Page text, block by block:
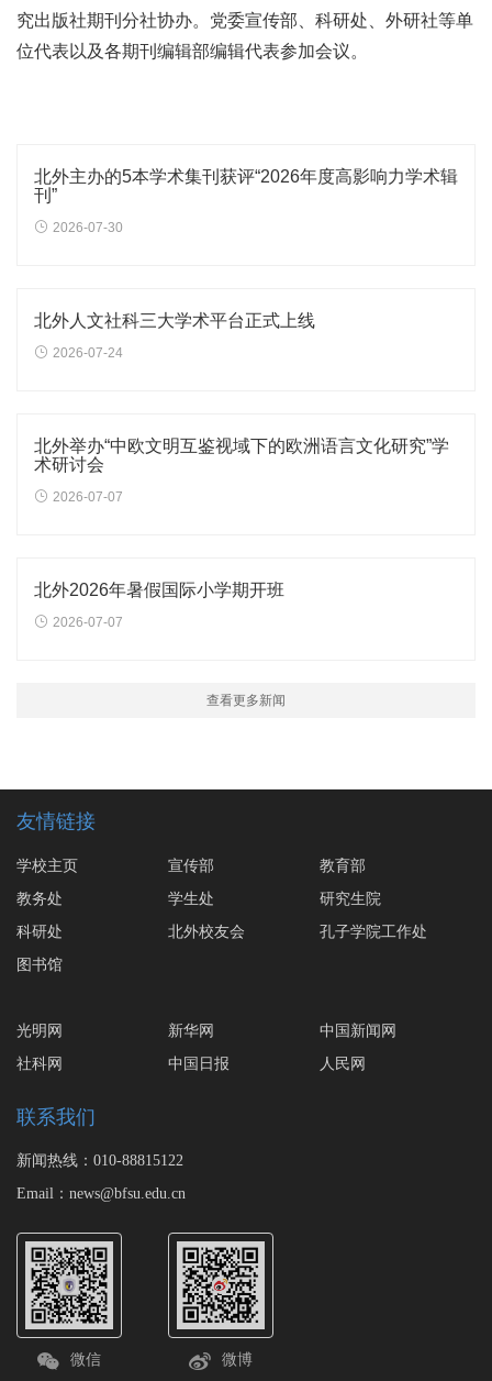
究出版社期刊分社协办。党委宣传部、科研处、外研社等单
位代表以及各期刊编辑部编辑代表参加会议。
北外主办的5本学术集刊获评“2026年度高影响力学术辑
刊”
2026-07-30
北外人文社科三大学术平台正式上线
2026-07-24
北外举办“中欧文明互鉴视域下的欧洲语言文化研究”学
术研讨会
2026-07-07
北外2026年暑假国际小学期开班
2026-07-07
查看更多新闻
友情链接
学校主页 宣传部
教育部
教务处
学生处
研究生院
科研处
北外校友会
孔子学院工作处
图书馆
光明网 新华网
中国新闻网
社科网
中国日报 人民网
联系我们
新闻热线：010-88815122
Email：news@bfsu.edu.cn
微信 微博